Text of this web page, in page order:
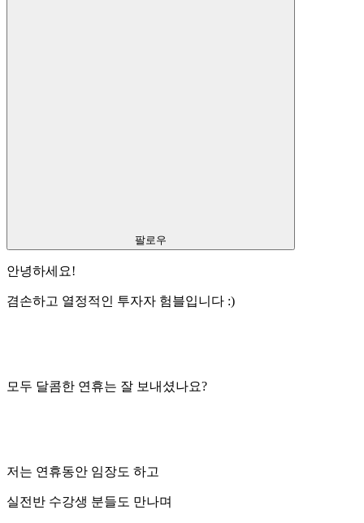
팔로우
안녕하세요!
겸손하고 열정적인 투자자 험블입니다 :)
모두 달콤한 연휴는 잘 보내셨나요?
저는 연휴동안 임장도 하고
실전반 수강생 분들도 만나며